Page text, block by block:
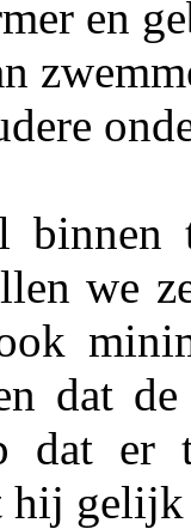
en
binnen
we
dat
dat er
hij